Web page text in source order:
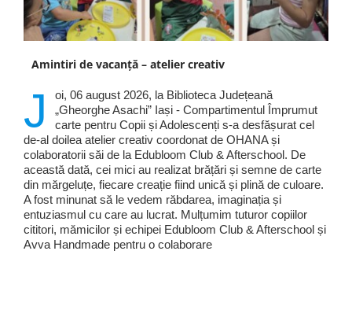
Amintiri de vacanță – atelier creativ
J
oi, 06 august 2026, la Biblioteca Județeană
„Gheorghe Asachi” Iași - Compartimentul Împrumut
carte pentru Copii și Adolescenți s-a desfășurat cel
de-al doilea atelier creativ coordonat de OHANA și
colaboratorii săi de la Edubloom Club & Afterschool. De
această dată, cei mici au realizat brățări și semne de carte
din mărgeluțe, fiecare creație fiind unică și plină de culoare.
A fost minunat să le vedem răbdarea, imaginația și
entuziasmul cu care au lucrat. Mulțumim tuturor copiilor
cititori, mămicilor și echipei Edubloom Club & Afterschool și
Avva Handmade pentru o colaborare